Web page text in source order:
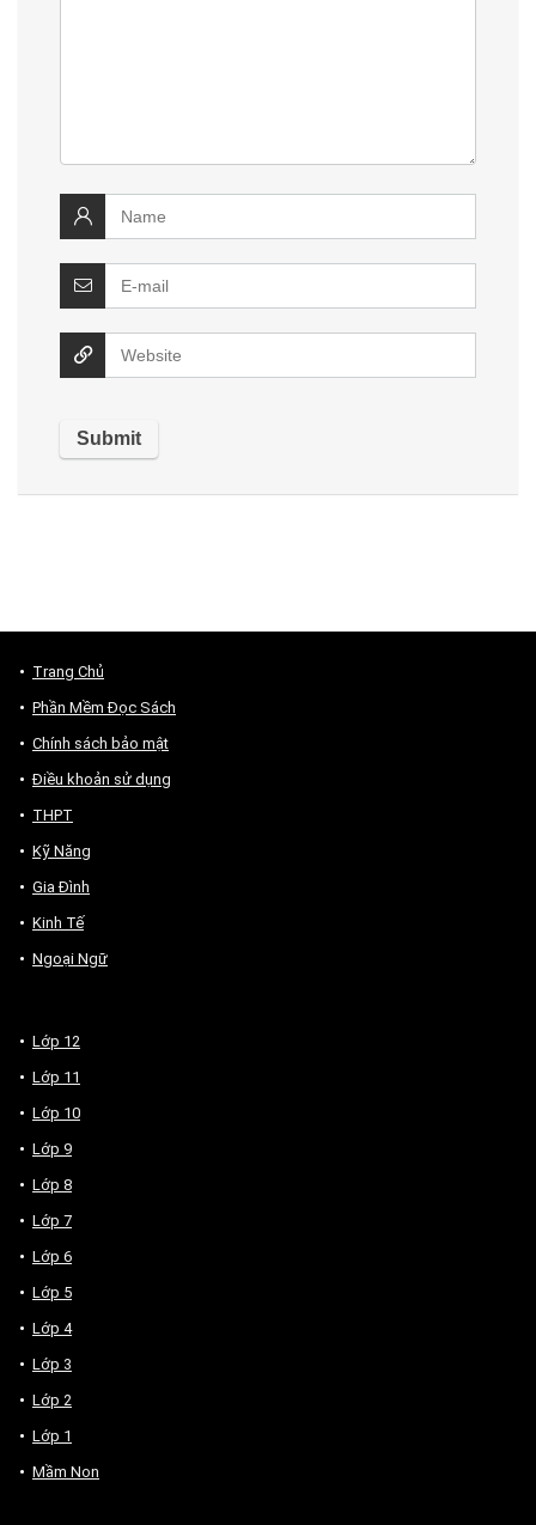
Trang Chủ
Phần Mềm Đọc Sách
Chính sách bảo mật
Điều khoản sử dụng
THPT
Kỹ Năng
Gia Đình
Kinh Tế
Ngoại Ngữ
Lớp 12
Lớp 11
Lớp 10
Lớp 9
Lớp 8
Lớp 7
Lớp 6
Lớp 5
Lớp 4
Lớp 3
Lớp 2
Lớp 1
Mầm Non